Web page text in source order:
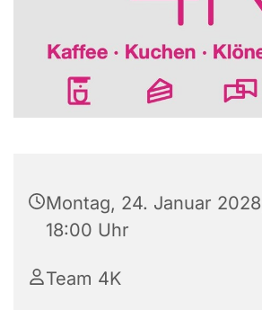
Montag, 24. Januar
18:00 Uhr
Team 4K